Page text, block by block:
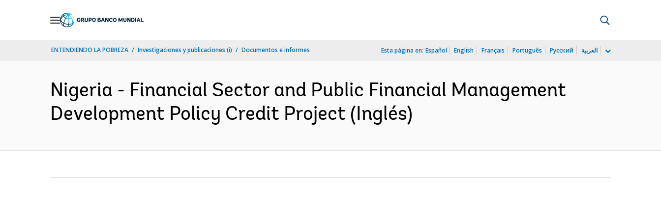
ENTENDIENDO LA POBREZA Investigaciones y publicaciones (i) Documentos e informes Esta página en: Español English Français Português Русский العربية
Nigeria - Financial Sector and Public Financial Management
Development Policy Credit Project (Inglés)